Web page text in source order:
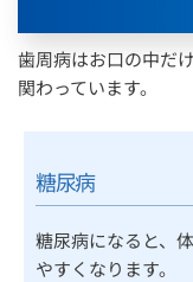
歯周病はお口の中だ
関わっています。
糖尿病
糖尿病になると、
やすくなります。